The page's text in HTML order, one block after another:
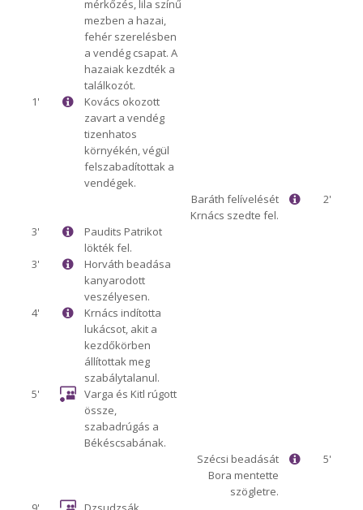
mérkőzés, lila színű
mezben a hazai,
fehér szerelésben
a vendég csapat. A
hazaiak kezdték a
találkozót.
1'
Kovács okozott
zavart a vendég
tizenhatos
környékén, végül
felszabadítottak a
vendégek.
2'
Baráth felívelését
Krnács szedte fel.
3'
Paudits Patrikot
lökték fel.
3'
Horváth beadása
kanyarodott
veszélyesen.
4'
Krnács indította
lukácsot, akit a
kezdőkörben
állítottak meg
szabálytalanul.
5'
Varga és Kitl rúgott
össze,
szabadrúgás a
Békéscsabának.
5'
Szécsi beadását
Bora mentette
szögletre.